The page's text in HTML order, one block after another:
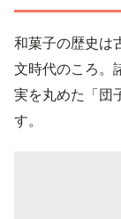
和菓子の歴史は
文時代のころ。
実を丸めた「団
す。